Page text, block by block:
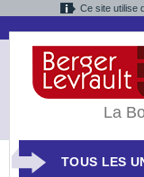
Ce site utilise
La
TOUS LES